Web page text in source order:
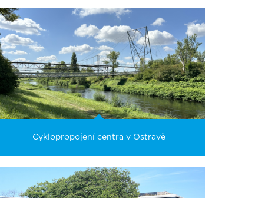
Cyklopropojení centra v Ostravě